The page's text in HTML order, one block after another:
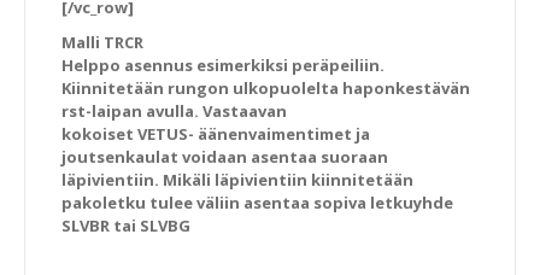
[/vc_row]
Malli TRCR
Helppo asennus esimerkiksi peräpeiliin.
Kiinnitetään rungon ulkopuolelta haponkestävän
rst-laipan avulla. Vastaavan
kokoiset VETUS- äänenvaimentimet ja
joutsenkaulat voidaan asentaa suoraan
läpivientiin. Mikäli läpivientiin kiinnitetään
pakoletku tulee väliin asentaa sopiva letkuyhde
SLVBR tai SLVBG